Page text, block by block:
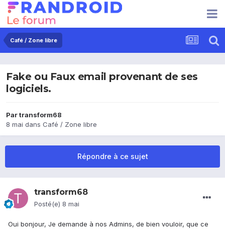
Café / Zone libre
Fake ou Faux email provenant de ses
logiciels.
Partransform68
8 mai dans Café / Zone libre
Répondre à ce sujet
transform68
Posté(e) 8 mai
Oui bonjour, Je demande à nos Admins, de bien vouloir, que ce